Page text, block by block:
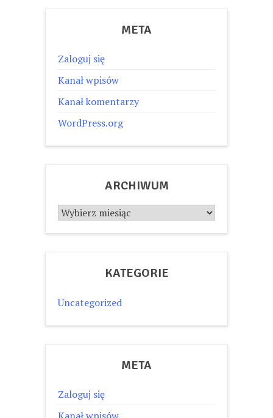
META
Zaloguj się
Kanał wpisów
Kanał komentarzy
WordPress.org
ARCHIWUM
Archiwum
KATEGORIE
Uncategorized
META
Zaloguj się